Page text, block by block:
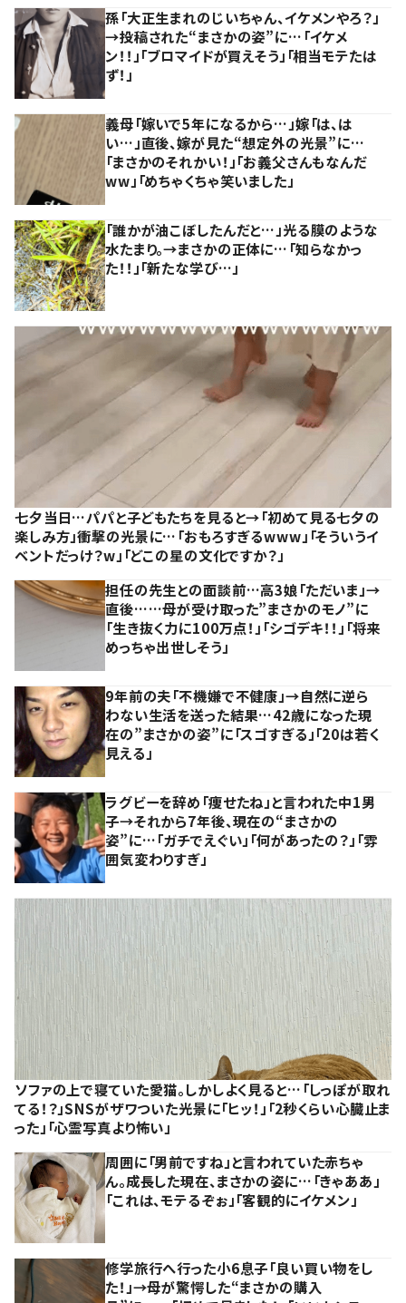
孫「大正生まれのじいちゃん、イケメンやろ？」
→投稿された“まさかの姿”に…「イケメ
ン！！」「ブロマイドが買えそう」「相当モテたは
ず！」
義母「嫁いで5年になるから…」嫁「は、は
い…」直後、嫁が見た“想定外の光景”に…
「まさかのそれかい！」「お義父さんもなんだ
ww」「めちゃくちゃ笑いました」
「誰かが油こぼしたんだと…」光る膜のような
水たまり。→まさかの正体に…「知らなかっ
た！！」「新たな学び…」
七夕当日…パパと子どもたちを見ると→「初めて見る七夕の
楽しみ方」衝撃の光景に…「おもろすぎるwww」「そういうイ
ベントだっけ？w」「どこの星の文化ですか？」
担任の先生との面談前…高3娘「ただいま」→
直後……母が受け取った”まさかのモノ”に
「生き抜く力に100万点！」「シゴデキ！！」「将来
めっちゃ出世しそう」
9年前の夫「不機嫌で不健康」→自然に逆ら
わない生活を送った結果…42歳になった現
在の”まさかの姿”に「スゴすぎる」「20は若く
見える」
ラグビーを辞め「痩せたね」と言われた中1男
子→それから7年後、現在の“まさかの
姿”に…「ガチでえぐい」「何があったの？」「雰
囲気変わりすぎ」
ソファの上で寝ていた愛猫。しかしよく見ると…「しっぽが取れ
てる！？」SNSがザワついた光景に「ヒッ！」「2秒くらい心臓止ま
った」「心霊写真より怖い」
周囲に「男前ですね」と言われていた赤ちゃ
ん。成長した現在、まさかの姿に…「きゃああ」
「これは、モテるぞぉ」「客観的にイケメン」
修学旅行へ行った小6息子「良い買い物をし
た！」→母が驚愕した“まさかの購入